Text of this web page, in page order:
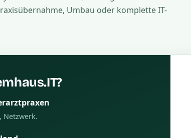
Umbau oder komplette IT-
Netzwerk.